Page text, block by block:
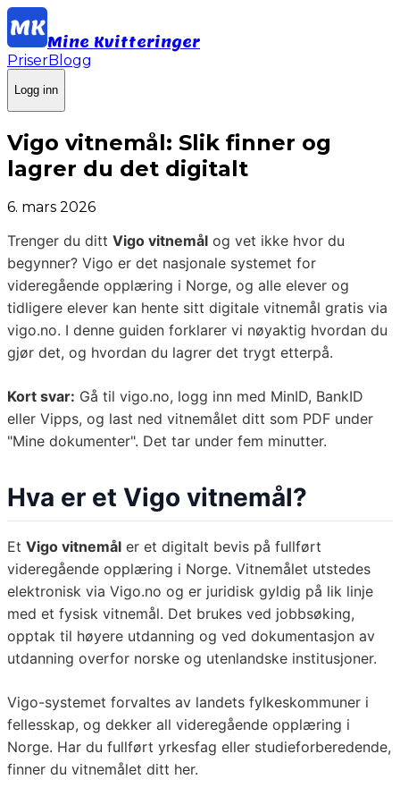
Mine Kvitteringer
PriserBlogg
Logg inn
Vigo vitnemål: Slik finner og
lagrer du det digitalt
6. mars 2026
Trenger du ditt Vigo vitnemål og vet ikke hvor du
begynner? Vigo er det nasjonale systemet for
videregående opplæring i Norge, og alle elever og
tidligere elever kan hente sitt digitale vitnemål gratis via
vigo.no. I denne guiden forklarer vi nøyaktig hvordan du
gjør det, og hvordan du lagrer det trygt etterpå.
Kort svar: Gå til vigo.no, logg inn med MinID, BankID
eller Vipps, og last ned vitnemålet ditt som PDF under
"Mine dokumenter". Det tar under fem minutter.
Hva er et Vigo vitnemål?
Et Vigo vitnemål er et digitalt bevis på fullført
videregående opplæring i Norge. Vitnemålet utstedes
elektronisk via Vigo.no og er juridisk gyldig på lik linje
med et fysisk vitnemål. Det brukes ved jobbsøking,
opptak til høyere utdanning og ved dokumentasjon av
utdanning overfor norske og utenlandske institusjoner.
Vigo-systemet forvaltes av landets fylkeskommuner i
fellesskap, og dekker all videregående opplæring i
Norge. Har du fullført yrkesfag eller studieforberedende,
finner du vitnemålet ditt her.